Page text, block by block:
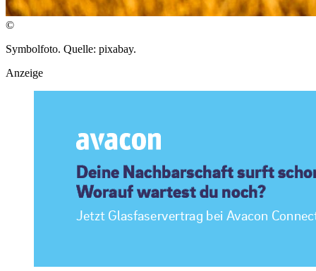
©
Symbolfoto. Quelle: pixabay.
Anzeige